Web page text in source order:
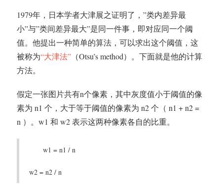
1979年，日本学者大津展之证明了，”类内差异最
小”与”类间差异最大”是同一件事，即对应同一个阈
值。他提出一种简单的算法，可以求出这个阈值，这
被称为“大津法” （Otsu’s method）。下面就是他的计算
方法。
假定一张图片共有n个像素，其中灰度值小于阈值的像
素为 n1 个，大于等于阈值的像素为 n2 个（ n1 + n2 =
n ）。w1 和 w2 表示这两种像素各自的比重。
w1 = n1 / n
w2 = n2 / n